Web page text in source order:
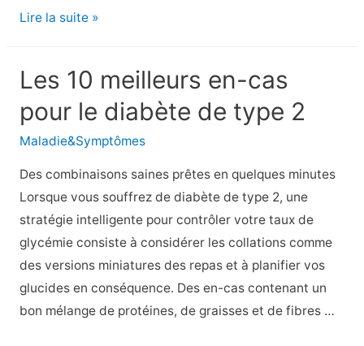
8
rester
énergique
face
l’hypothyroïdie
Lire la suite »
Les 10 meilleurs en-cas
pour le diabète de type 2
Maladie&Symptômes
Des combinaisons saines prêtes en quelques minutes
Lorsque vous souffrez de diabète de type 2, une
stratégie intelligente pour contrôler votre taux de
glycémie consiste à considérer les collations comme
des versions miniatures des repas et à planifier vos
glucides en conséquence. Des en-cas contenant un
bon mélange de protéines, de graisses et de fibres …